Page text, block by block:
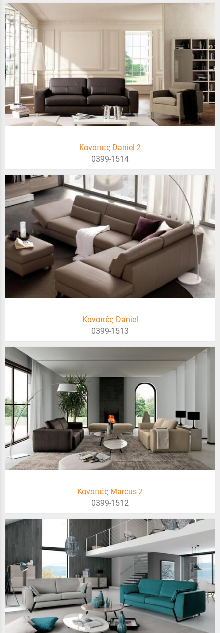
Καναπές Daniel 2
0399-1514
Καναπές Daniel
0399-1513
Καναπές Marcus 2
0399-1512